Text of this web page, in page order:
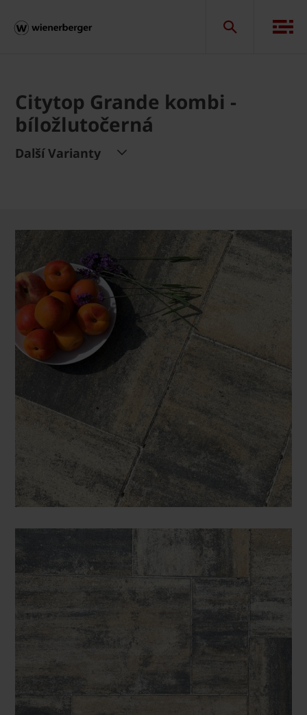
Citytop Grande kombi -
bíložlutočerná
Další Varianty